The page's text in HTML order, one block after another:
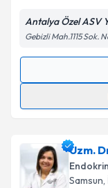
Antalya Özel ASV
Gebizli Mah.1115 Sok.
Randevu
takvim
E-posta
Uzm.
Samsun,